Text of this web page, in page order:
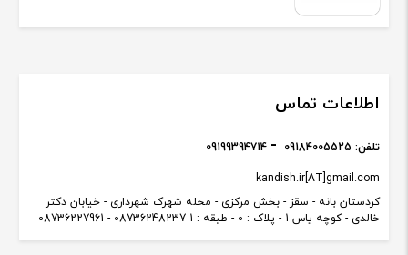
اطلاعات تماس
کردستان بانه - سقز - بخش مرکزی - محله شهرک شهرداری - خیابان دکتر
خالدی - کوچه یاس 1 - پلاک : 0 - طبقه : 1 08736248237 - 08736227961
kandish.ir[AT]gmail.com
تلفن: 09184005525
09199394714